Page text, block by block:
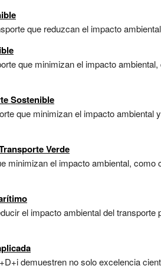
que reduzcan el impacto
que minimizan el impacto
Sostenible
que minimizan el impacto
Verde
minimizan el impacto ambiental,
el impacto ambiental del
demuestren no solo excelencia